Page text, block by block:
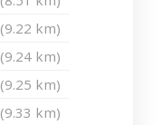
(9.22 km)
(9.24 km)
(9.25 km)
(9.33 km)